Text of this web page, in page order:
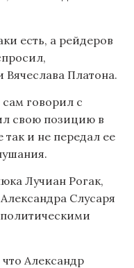
есть, а рейдеров
Платона.
говорил с
свою позицию в
и не передал ее
Лучиан Рогак,
Слусаря
Александр